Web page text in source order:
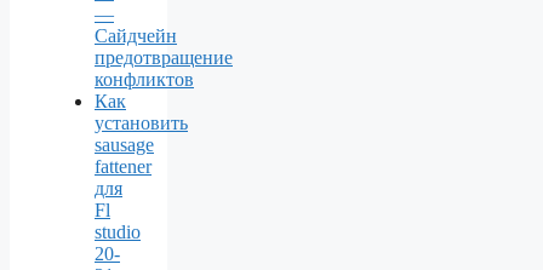
—
Сайдчейн
предотвращение
конфликтов
Как
установить
sausage
fattener
для
Fl
studio
20-